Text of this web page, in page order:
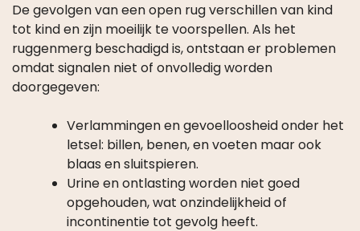
De gevolgen van een open rug verschillen van kind
tot kind en zijn moeilijk te voorspellen. Als het
ruggenmerg beschadigd is, ontstaan er problemen
omdat signalen niet of onvolledig worden
doorgegeven:
Verlammingen en gevoelloosheid onder het
letsel: billen, benen, en voeten maar ook
blaas en sluitspieren.
Urine en ontlasting worden niet goed
opgehouden, wat onzindelijkheid of
incontinentie tot gevolg heeft.